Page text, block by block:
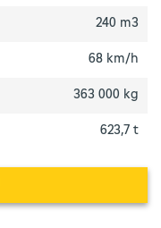
240 m3
68 km/h
363 000 kg
623,7 t